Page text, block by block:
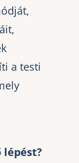
a testi
lépést?